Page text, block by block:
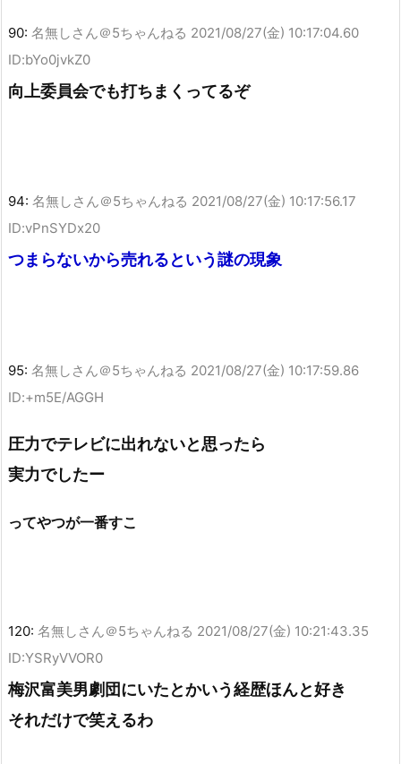
90: 名無しさん＠5ちゃんねる 2021/08/27(金) 10:17:04.60
ID:bYo0jvkZ0
向上委員会でも打ちまくってるぞ
94: 名無しさん＠5ちゃんねる 2021/08/27(金) 10:17:56.17
ID:vPnSYDx20
つまらないから売れるという謎の現象
95: 名無しさん＠5ちゃんねる 2021/08/27(金) 10:17:59.86
ID:+m5E/AGGH
圧力でテレビに出れないと思ったら
実力でしたー
ってやつが一番すこ
120: 名無しさん＠5ちゃんねる 2021/08/27(金) 10:21:43.35
ID:YSRyVVOR0
梅沢富美男劇団にいたとかいう経歴ほんと好き
それだけで笑えるわ